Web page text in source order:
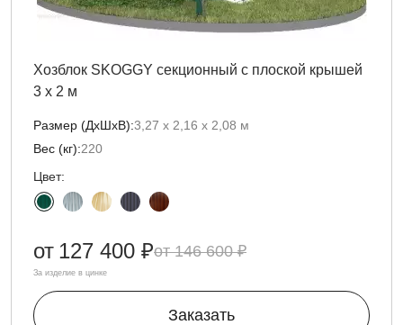
Хозблок SKOGGY секционный с плоской крышей
3 х 2 м
Размер (ДxШxВ):3,27 х 2,16 х 2,08 м
Вес (кг):220
Цвет:
146 600 ₽
от 127 400 ₽
За изделие в цинке
Заказать